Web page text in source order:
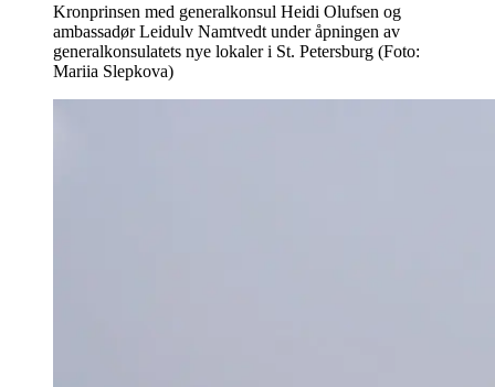
Kronprinsen med generalkonsul Heidi Olufsen og
ambassadør Leidulv Namtvedt under åpningen av
generalkonsulatets nye lokaler i St. Petersburg (Foto:
Mariia Slepkova)